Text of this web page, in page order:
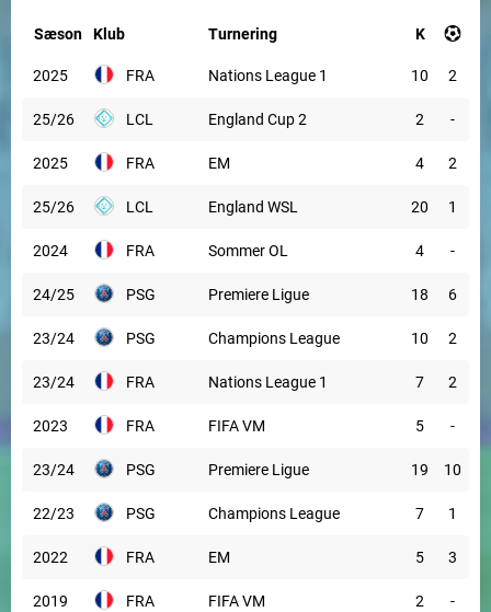
Sæson Klub Turnering K
2025 FRA Nations League 1 10 2
25/26 LCL England Cup 2 2 -
2025 FRA EM 4 2
25/26 LCL England WSL 20 1
2024 FRA Sommer OL 4 -
24/25 PSG Premiere Ligue 18 6
23/24 PSG Champions League 10 2
23/24 FRA Nations League 1 7 2
2023 FRA FIFA VM 5 -
23/24 PSG Premiere Ligue 19 10
22/23 PSG Champions League 7 1
2022 FRA EM 5 3
2019 FRA FIFA VM 2 -